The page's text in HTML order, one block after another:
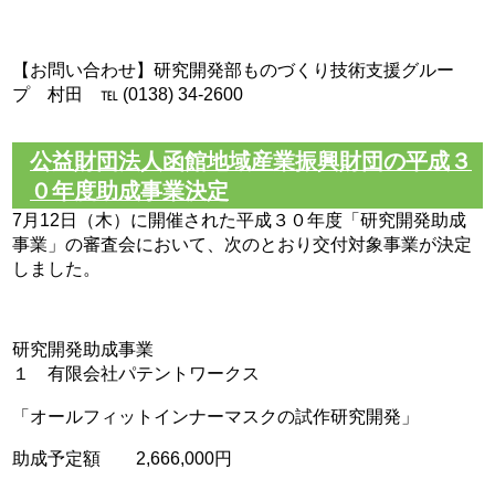
【お問い合わせ】研究開発部ものづくり技術支援グルー
プ 村田 ℡ (0138) 34-2600
公益財団法人函館地域産業振興財団の平成３
０年度助成事業決定
7月12日（木）に開催された平成３０年度「研究開発助成
事業」の審査会において、次のとおり交付対象事業が決定
しました。
研究開発助成事業
１ 有限会社パテントワークス
「オールフィットインナーマスクの試作研究開発」
助成予定額 2,666,000円